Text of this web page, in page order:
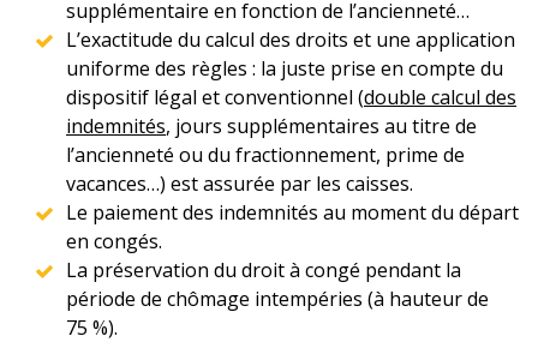
supplémentaire en fonction de l’ancienneté…
L’exactitude du calcul des droits et une application
uniforme des règles : la juste prise en compte du
dispositif légal et conventionnel (double calcul des
indemnités, jours supplémentaires au titre de
l’ancienneté ou du fractionnement, prime de
vacances…) est assurée par les caisses.
Le paiement des indemnités au moment du départ
en congés.
La préservation du droit à congé pendant la
période de chômage intempéries (à hauteur de
75 %).